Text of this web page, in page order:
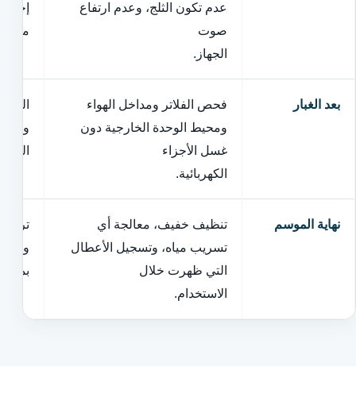
عدم تكون الثلج، وعدم ارتفاع
صوت
الجهاز.
مع
بعد الغبار
فحص الفلاتر ومداخل الهواء
ومحيط الوحدة الخارجية دون
غسل الأجزاء
الكهربائية.
نهاية الموسم
تنظيف خفيف، معالجة أي
تسريب مياه، وتسجيل الأعطال
التي ظهرت خلال
الاستخدام.
ترك